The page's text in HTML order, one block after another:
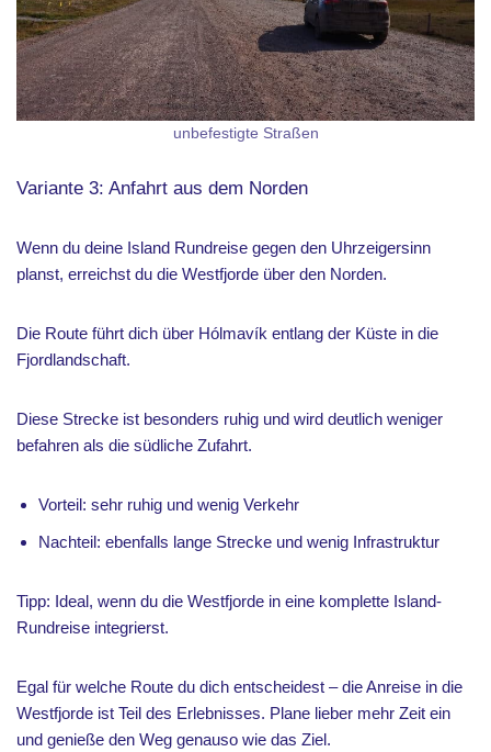
unbefestigte Straßen
Variante 3: Anfahrt aus dem Norden
Wenn du deine Island Rundreise gegen den Uhrzeigersinn
planst, erreichst du die Westfjorde über den Norden.
Die Route führt dich über Hólmavík entlang der Küste in die
Fjordlandschaft.
Diese Strecke ist besonders ruhig und wird deutlich weniger
befahren als die südliche Zufahrt.
Vorteil: sehr ruhig und wenig Verkehr
Nachteil: ebenfalls lange Strecke und wenig Infrastruktur
Tipp: Ideal, wenn du die Westfjorde in eine komplette Island-
Rundreise integrierst.
Egal für welche Route du dich entscheidest – die Anreise in die
Westfjorde ist Teil des Erlebnisses. Plane lieber mehr Zeit ein
und genieße den Weg genauso wie das Ziel.